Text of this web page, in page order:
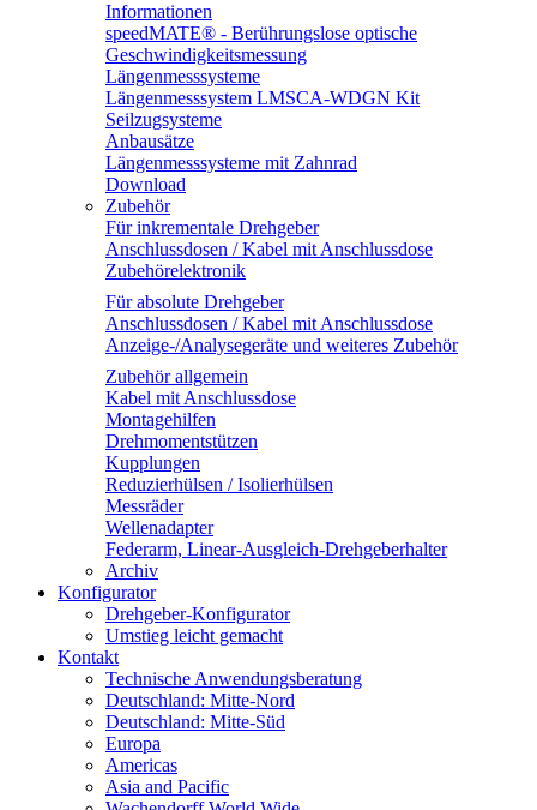
Informationen
speedMATE® - Berührungslose optische
Geschwindigkeitsmessung
Längenmesssysteme
Längenmesssystem LMSCA-WDGN Kit
Seilzugsysteme
Anbausätze
Längenmesssysteme mit Zahnrad
Download
Zubehör
Für inkrementale Drehgeber
Anschlussdosen / Kabel mit Anschlussdose
Zubehörelektronik
Für absolute Drehgeber
Anschlussdosen / Kabel mit Anschlussdose
Anzeige-/Analysegeräte und weiteres Zubehör
Zubehör allgemein
Kabel mit Anschlussdose
Montagehilfen
Drehmomentstützen
Kupplungen
Reduzierhülsen / Isolierhülsen
Messräder
Wellenadapter
Federarm, Linear-Ausgleich-Drehgeberhalter
Archiv
Konfigurator
Drehgeber-Konfigurator
Umstieg leicht gemacht
Kontakt
Technische Anwendungsberatung
Deutschland: Mitte-Nord
Deutschland: Mitte-Süd
Europa
Americas
Asia and Pacific